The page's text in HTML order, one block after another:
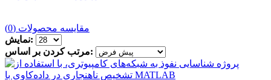
مقایسه محصولات (0)
نمایش:
مرتب کردن بر اساس: